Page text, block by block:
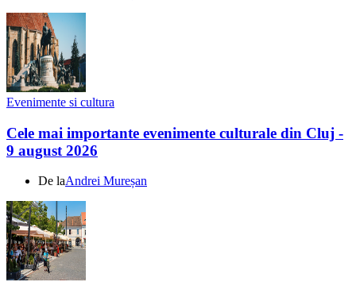
Evenimente si cultura
Cele mai importante evenimente culturale din Cluj -
9 august 2026
De laAndrei Mureșan